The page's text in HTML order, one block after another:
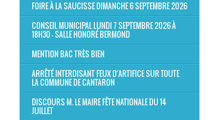
FOIRE À LA SAUCISSE DIMANCHE 6 SEPTEMBRE 2026
CONSEIL MUNICIPAL LUNDI 7 SEPTEMBRE 2026 À
18H30 - SALLE HONORÉ BERMOND
MENTION BAC TRÈS BIEN
ARRÊTÉ INTERDISANT FEUX D'ARTIFICE SUR TOUTE
LA COMMUNE DE CANTARON
DISCOURS M. LE MAIRE FÊTE NATIONALE DU 14
JUILLET